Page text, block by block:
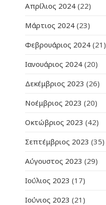
Απρίλιος 2024 (22)
Μάρτιος 2024 (23)
Φεβρουάριος 2024 (21)
Ιανουάριος 2024 (20)
Δεκέμβριος 2023 (26)
Νοέμβριος 2023 (20)
Οκτώβριος 2023 (42)
Σεπτέμβριος 2023 (35)
Αύγουστος 2023 (29)
Ιούλιος 2023 (17)
Ιούνιος 2023 (21)